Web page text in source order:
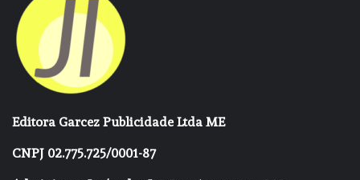
Editora Garcez Publicidade Ltda ME
CNPJ 02.775.725/0001-87